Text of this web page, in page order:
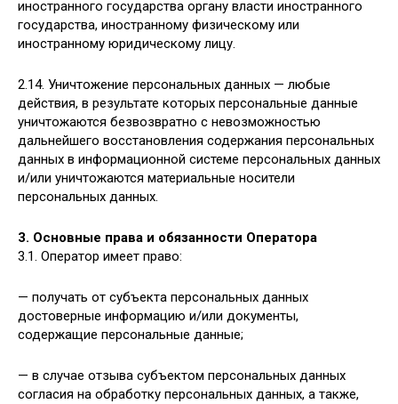
иностранного государства органу власти иностранного
государства, иностранному физическому или
иностранному юридическому лицу.
2.14. Уничтожение персональных данных — любые
действия, в результате которых персональные данные
уничтожаются безвозвратно с невозможностью
дальнейшего восстановления содержания персональных
данных в информационной системе персональных данных
и/или уничтожаются материальные носители
персональных данных.
3. Основные права и обязанности Оператора
3.1. Оператор имеет право:
— получать от субъекта персональных данных
достоверные информацию и/или документы,
содержащие персональные данные;
— в случае отзыва субъектом персональных данных
согласия на обработку персональных данных, а также,